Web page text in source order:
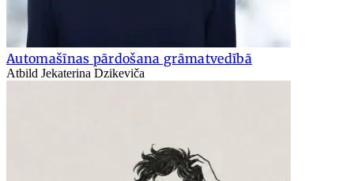
Automašīnas pārdošana grāmatvedībā
Atbild Jekaterina Dzikeviča